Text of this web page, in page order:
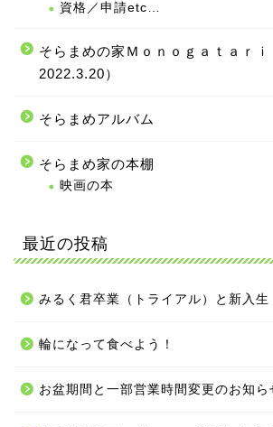
資格／申請etc…
そらまめの家Ｍｏｎｏｇａｔａｒｉ
2022.3.20）
そらまめアルバム
そらまめ家の本棚
映画の本
最近の投稿
みるく君卒業（トライアル）と新入生
輪になって食べよう！
お盆期間と一部営業時間変更のお知ら